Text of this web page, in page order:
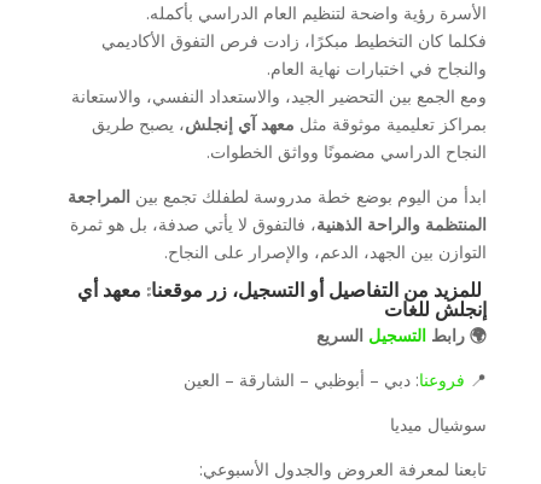
الأسرة رؤية واضحة لتنظيم العام الدراسي بأكمله.
فكلما كان التخطيط مبكرًا، زادت فرص التفوق الأكاديمي
والنجاح في اختبارات نهاية العام.
ومع الجمع بين التحضير الجيد، والاستعداد النفسي، والاستعانة
بمراكز تعليمية موثوقة مثل معهد آي إنجلش، يصبح طريق
النجاح الدراسي مضمونًا وواثق الخطوات.
ابدأ من اليوم بوضع خطة مدروسة لطفلك تجمع بين المراجعة
المنتظمة والراحة الذهنية، فالتفوق لا يأتي صدفة، بل هو ثمرة
التوازن بين الجهد، الدعم، والإصرار على النجاح.
للمزيد من التفاصيل أو التسجيل، زر موقعنا: معهد أي
إنجلش للغات
🌍 رابط التسجيل السريع
📍 فروعنا: دبي – أبوظبي – الشارقة – العين
سوشيال ميديا
تابعنا لمعرفة العروض والجدول الأسبوعي: